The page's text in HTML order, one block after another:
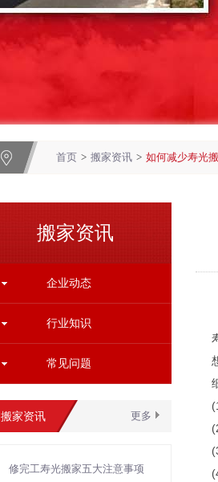
首页 > 搬家资讯 > 如何减少寿光
搬家资讯
企业动态
行业知识
常见问题
更多
搬家资讯
修完工寿光搬家五大注意事项